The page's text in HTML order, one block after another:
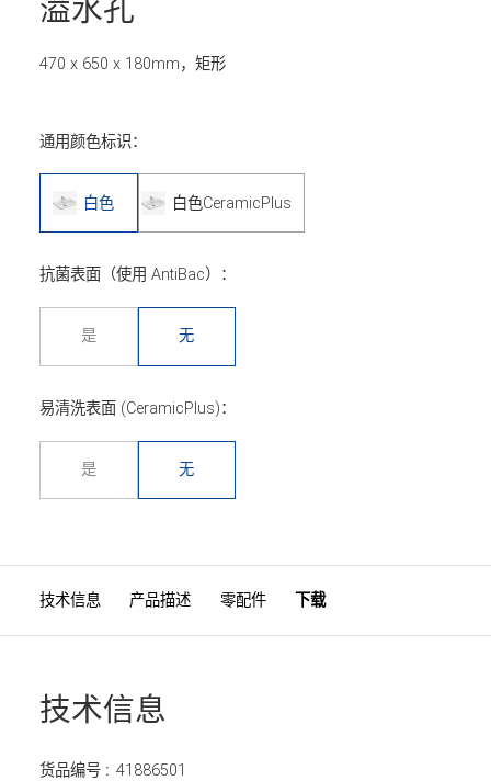
溢水孔
470 x 650 x 180mm，矩形
通用颜色标识：
白色 白色CeramicPlus
抗菌表面（使用 AntiBac）：
是 无
易清洗表面 (CeramicPlus)：
是 无
技术信息 产品描述 零配件 下载
技术信息
货品编号 : 41886501